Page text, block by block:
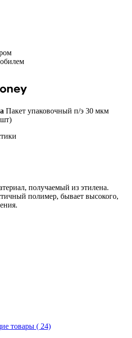
Пакет упаковочный п/э 30 мкм
получаемый из этилена.
полимер, бывает высокого,
товары ( 24)